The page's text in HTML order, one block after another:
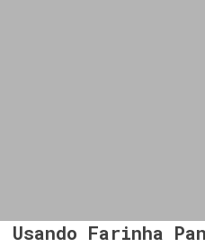
Usando Farinha